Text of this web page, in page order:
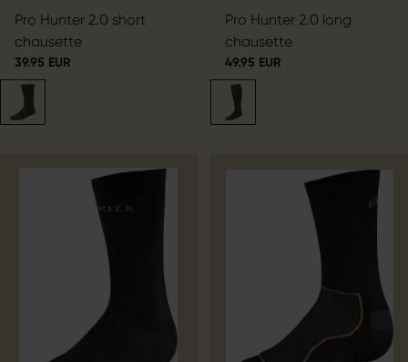
Pro Hunter 2.0 short
chausette
39.95 EUR
Pro Hunter 2.0 long
chausette
49.95 EUR